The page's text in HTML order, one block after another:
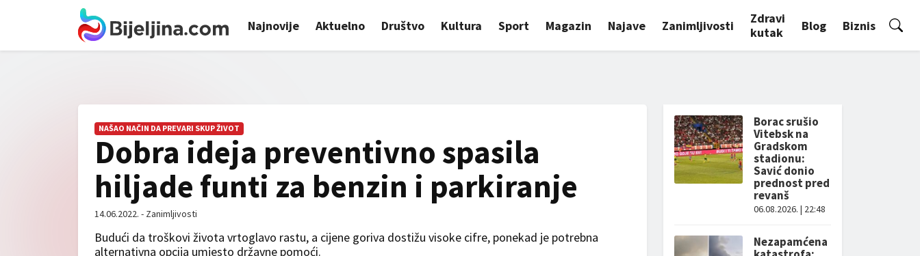
Najnovije Aktuelno Društvo Kultura Sport Magazin Najave Zanimljivosti
Zdravi
kutak
Blog Biznis
NAŠAO NAČIN DA PREVARI SKUP ŽIVOT
Dobra ideja preventivno spasila
hiljade funti za benzin i parkiranje
14.06.2022. - Zanimljivosti
Budući da troškovi života vrtoglavo rastu, a cijene goriva dostižu visoke cifre, ponekad je potrebna
alternativna opcija umjesto državne pomoći.
Borac srušio
Vitebsk na
Gradskom
stadionu:
Savić donio
prednost pred
revanš
06.08.2026. | 22:48
Nezapamćena